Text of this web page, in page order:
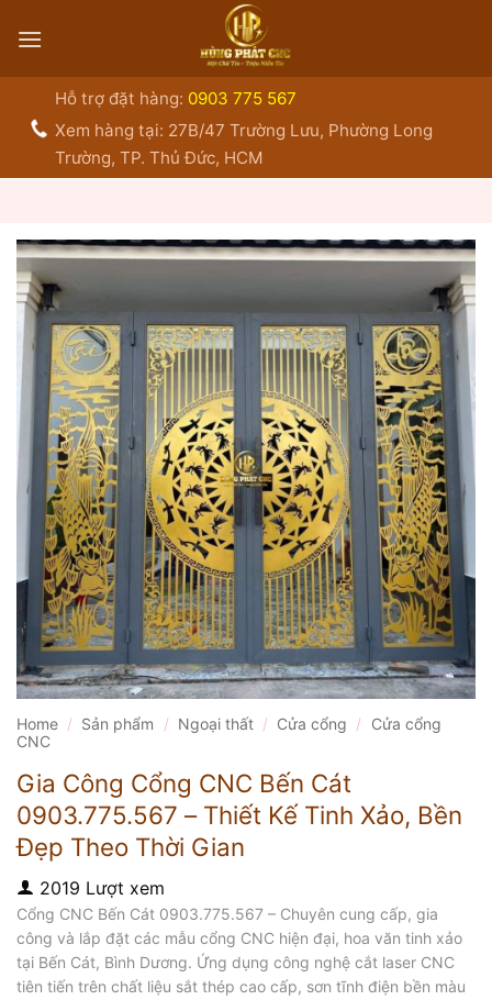
qua
Hỗ trợ đặt hàng: 0903 775 567
Xem hàng tại: 27B/47 Trường Lưu, Phường Long
Trường, TP. Thủ Đức, HCM
Home / Sản phẩm / Ngoại thất / Cửa cổng /
Cửa cổng
CNC
Gia Công Cổng CNC Bến Cát
0903.775.567 – Thiết Kế Tinh Xảo, Bền
Đẹp Theo Thời Gian
2019 Lượt xem
Cổng CNC Bến Cát 0903.775.567 – Chuyên cung cấp, gia
công và lắp đặt các mẫu cổng CNC hiện đại, hoa văn tinh xảo
tại Bến Cát, Bình Dương. Ứng dụng công nghệ cắt laser CNC
tiên tiến trên chất liệu sắt thép cao cấp, sơn tĩnh điện bền màu